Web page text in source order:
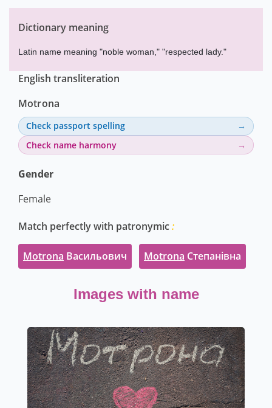
Dictionary meaning
Latin name meaning "noble woman," "respected lady."
English transliteration
Motrona
Check passport spelling
Check name harmony
Gender
Female
Match perfectly with patronymic:
Motrona Васильович Motrona Степанівна
Images with name